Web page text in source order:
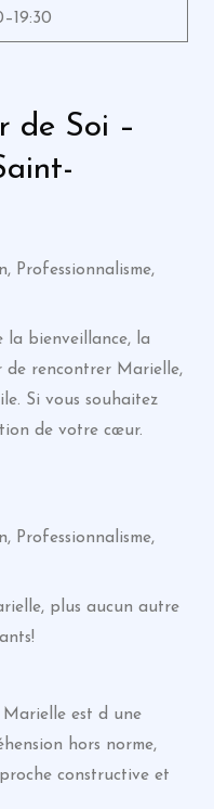
de Soi –
Professionnalisme,
la bienveillance, la
de rencontrer Marielle,
Si vous souhaitez
de votre cœur.
Professionnalisme,
plus aucun autre
est d une
hors norme,
constructive et